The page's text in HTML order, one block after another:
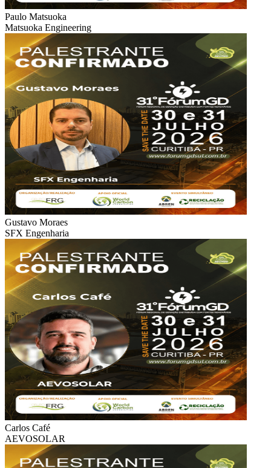
Paulo Matsuoka
Matsuoka Engineering
Gustavo Moraes
SFX Engenharia
Carlos Café
AEVOSOLAR